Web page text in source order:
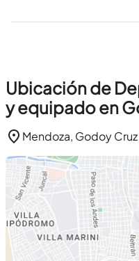
Ubicación de
y equipado en
Mendoza, Godoy Cruz